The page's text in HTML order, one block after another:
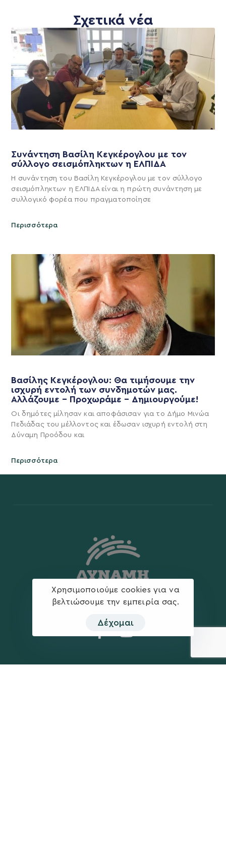
Σχετικά νέα
Συνάντηση Βασίλη Κεγκέρογλου με τον
σύλλογο σεισμόπληκτων η ΕΛΠΙΔΑ
Η συνάντηση του Βασίλη Κεγκέρογλου με τον σύλλογο
σεισμόπληκτων η ΕΛΠΙΔΑ είναι η πρώτη συνάντηση με
συλλογικό φορέα που πραγματοποίησε
Περισσότερα
Βασίλης Κεγκέρογλου: Θα τιμήσουμε την
ισχυρή εντολή των συνδημοτών μας.
Αλλάζουμε – Προχωράμε – Δημιουργούμε!
Οι δημότες μίλησαν και αποφάσισαν για το Δήμο Μινώα
Πεδιάδας του μέλλοντος και έδωσαν ισχυρή εντολή στη
Δύναμη Προόδου και
Περισσότερα
Χρησιμοποιούμε cookies για να
βελτιώσουμε την εμπειρία σας.
Δέχομαι